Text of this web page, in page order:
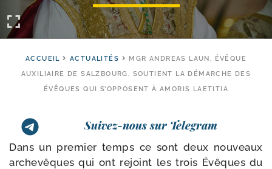
ACCUEIL ACTUALITÉS
MGR ANDREAS LAUN, ÉVÊQUE
AUXILIAIRE DE SALZBOURG, SOUTIENT LA DÉMARCHE DES
ÉVÊQUES QUI S’OPPOSENT À AMORIS LAETITIA
Suivez-nous sur Telegram
Dans un pre­mier temps ce sont deux nou­veaux
arche­vêques qui ont rejoint les trois Évêques du